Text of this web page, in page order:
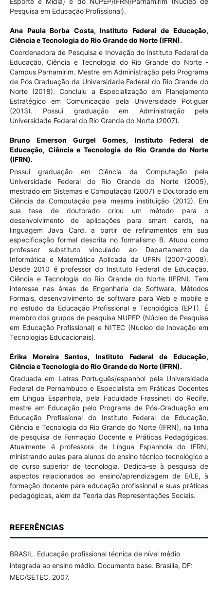
Pesquisa em Educação Profissional).
Ana Paula Borba Costa,Instituto Federal de Educação,
Ciência e Tecnologia do Rio Grande do Norte (IFRN).
Coordenadora de Pesquisa e Inovação do Instituto Federal de
Educação, Ciência e Tecnologia do Rio Grande do Norte -
Campus Parnamirim. Mestre em Administração pelo Programa
de Pós Graduação da Universidade Federal do Rio Grande do
Norte (2018). Concluiu a Especialização em Planejamento
Estratégico em Comunicação pela Universidade Potiguar
(2013). Possui graduação em Administração pela
Universidade Federal do Rio Grande do Norte (2007).
Bruno Emerson Gurgel Gomes, Instituto Federal de
Educação, Ciência e Tecnologia do Rio Grande do Norte
(IFRN).
Possui graduação em Ciência da Computação pela
Universidade Federal do Rio Grande do Norte (2005),
mestrado em Sistemas e Computação (2007) e Doutorado em
Ciência da Computação pela mesma instituição (2012). Em
sua tese de doutorado criou um método para o
desenvolvimento de aplicações para smart cards, na
linguagem Java Card, a partir de refinamentos em sua
especificação formal descrita no formalismo B. Atuou como
professor substituto vinculado ao Departamento de
Informática e Matemática Aplicada da UFRN (2007-2008).
Desde 2010 é professor do Instituto Federal de Educação,
Ciência e Tecnologia do Rio Grande do Norte (IFRN). Tem
interesse nas áreas de Engenharia de Software, Métodos
Formais, desenvolvimento de software para Web e mobile e
no estudo da Educação Profissional e Tecnológica (EPT). É
membro dos grupos de pesquisa NUPEP (Núcleo de Pesquisa
em Educação Profissional) e NITEC (Núcleo de Inovação em
Tecnologias Educacionais).
Érika Moreira Santos, Instituto Federal de Educação,
Ciência e Tecnologia do Rio Grande do Norte (IFRN).
Graduada em Letras Português/espanhol pela Universidade
Federal de Pernambuco e Especialista em Práticas Docentes
em Língua Espanhola, pela Faculdade Frassineti do Recife,
mestre em Educação pelo Programa de Pós-Graduação em
Educação Profissional do Instituto Federal de Educação,
Ciência e Tecnologia do Rio Grande do Norte (IFRN), na linha
de pesquisa de Formação Docente e Práticas Pedagógicas.
Atualmente é professora de Língua Espanhola do IFRN,
ministrando aulas para alunos do ensino técnico tecnológico e
de curso superior de tecnologia. Dedica-se à pesquisa de
aspectos relacionados ao ensino/aprendizagem de E/LE, à
formação docente para educação profissional e suas práticas
pedagógicas, além da Teoria das Representações Sociais.
REFERÊNCIAS
BRASIL. Educação profissional técnica de nível médio
integrada ao ensino médio. Documento base. Brasília, DF:
MEC/SETEC, 2007.